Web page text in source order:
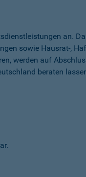
an.
sowie Hausrat-,
werden auf
beraten